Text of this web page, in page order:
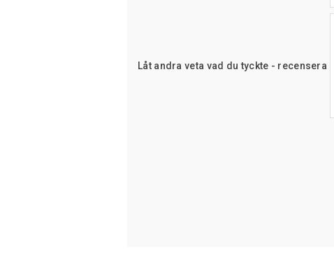
Låt andra veta vad du tyckte - recensera